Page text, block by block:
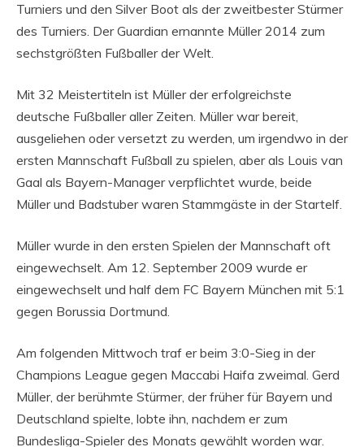
Turniers und den Silver Boot als der zweitbester Stürmer
des Turniers. Der Guardian ernannte Müller 2014 zum
sechstgrößten Fußballer der Welt.
Mit 32 Meistertiteln ist Müller der erfolgreichste
deutsche Fußballer aller Zeiten. Müller war bereit,
ausgeliehen oder versetzt zu werden, um irgendwo in der
ersten Mannschaft Fußball zu spielen, aber als Louis van
Gaal als Bayern-Manager verpflichtet wurde, beide
Müller und Badstuber waren Stammgäste in der Startelf.
Müller wurde in den ersten Spielen der Mannschaft oft
eingewechselt. Am 12. September 2009 wurde er
eingewechselt und half dem FC Bayern München mit 5:1
gegen Borussia Dortmund.
Am folgenden Mittwoch traf er beim 3:0-Sieg in der
Champions League gegen Maccabi Haifa zweimal. Gerd
Müller, der berühmte Stürmer, der früher für Bayern und
Deutschland spielte, lobte ihn, nachdem er zum
Bundesliga-Spieler des Monats gewählt worden war.